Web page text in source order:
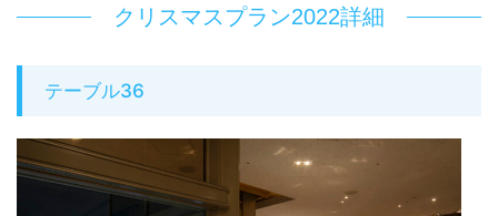
クリスマスプラン2022詳細
テーブル36